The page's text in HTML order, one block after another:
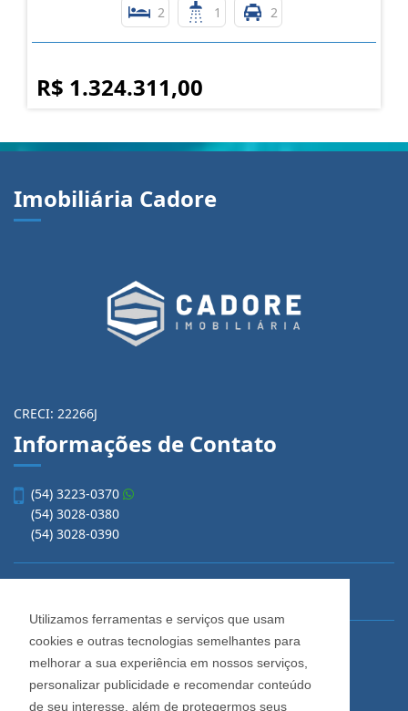
Utilizamos ferramentas e serviços que usam
cookies e outras tecnologias semelhantes para
melhorar a sua experiência em nossos serviços,
personalizar publicidade e recomendar conteúdo
de seu interesse, além de protegermos seus
2 1 2
R$ 1.324.311,00
Imobiliária Cadore
CRECI: 22266J
Informações de Contato
(54) 3223-0370
(54) 3028-0380
(54) 3028-0390
Imobiliária Cadore
Rua Os Dezoito do Forte, 1622, Centro
Caxias do Sul - Rio Grande do Sul